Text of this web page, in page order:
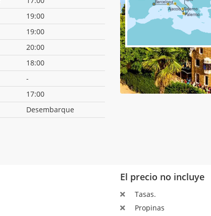
19:00
19:00
20:00
18:00
-
17:00
Desembarque
El precio no incluye
Tasas.
Propinas